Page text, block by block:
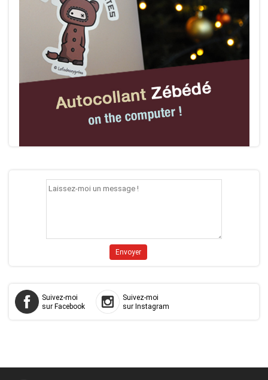
Suivez-moi
sur Facebook
Suivez-moi
sur Instagram